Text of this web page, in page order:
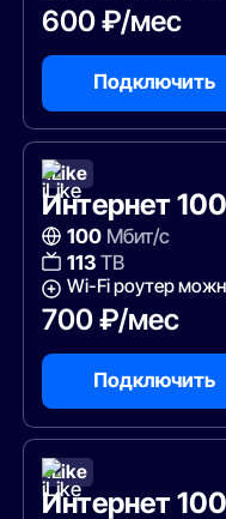
600 ₽/мес
Подключить
iLike
Интернет
100Мбит/с
113ТВ
Wi-Fi роутер
700 ₽/мес
Подключить
iLike
Интернет